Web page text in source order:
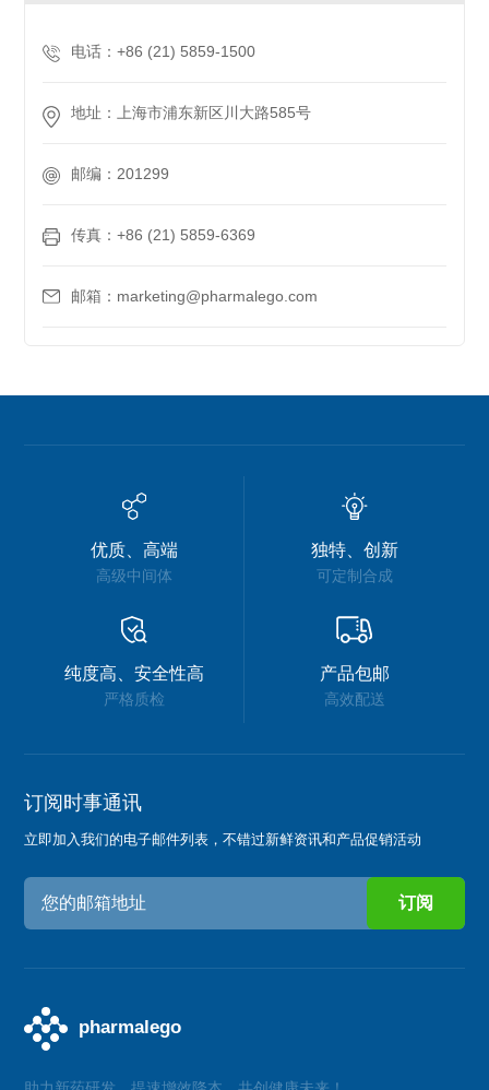
电话：+86 (21) 5859-1500
地址：上海市浦东新区川大路585号
邮编：201299
传真：+86 (21) 5859-6369
邮箱：marketing@pharmalego.com
优质、高端
高级中间体
独特、创新
可定制合成
纯度高、安全性高
严格质检
产品包邮
高效配送
订阅时事通讯
立即加入我们的电子邮件列表，不错过新鲜资讯和产品促销活动